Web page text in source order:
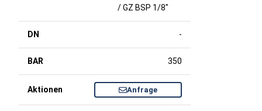
/ GZ BSP 1/8"
-
350
Anfrage